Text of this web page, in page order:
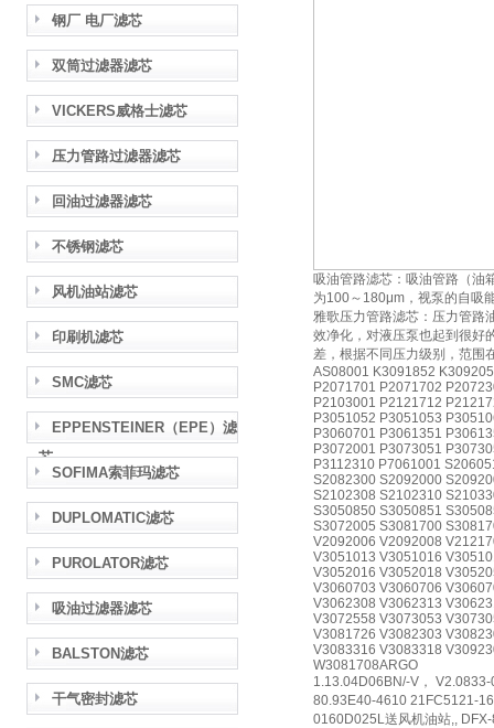
钢厂 电厂滤芯
双筒过滤器滤芯
VICKERS威格士滤芯
压力管路过滤器滤芯
回油过滤器滤芯
不锈钢滤芯
风机油站滤芯
印刷机滤芯
SMC滤芯
EPPENSTEINER（EPE）滤
芯
SOFIMA索菲玛滤芯
DUPLOMATIC滤芯
PUROLATOR滤芯
吸油过滤器滤芯
BALSTON滤芯
干气密封滤芯
吸油管路滤芯：吸油管路（
为100～180μm，视泵的自吸
雅歌压力管路滤芯：压力管路
效净化，对液压泵也起到很好
差，根据不同压力级别，范围
AS08001 K3091852
P2071701 P2071702
P2103001 P2121712
P3051052 P3051053
P3060701 P3061351
P3072001 P3073051
P3112310 P7061001
S2082300 S2092000
S2102308 S2102310
S3050850 S3050851
S3072005 S3081700
V2092006 V2092008
V3051013 V3051016
V3052016 V3052018
V3060703 V3060706
V3062308 V3062313
V3072558 V3073053
V3081726 V3082303
V3083316 V3083318
W3081708ARGO
1.13.04D06BN/-V，
80.93E40-4610 21FC5121-
0160D025L送风机油站,,